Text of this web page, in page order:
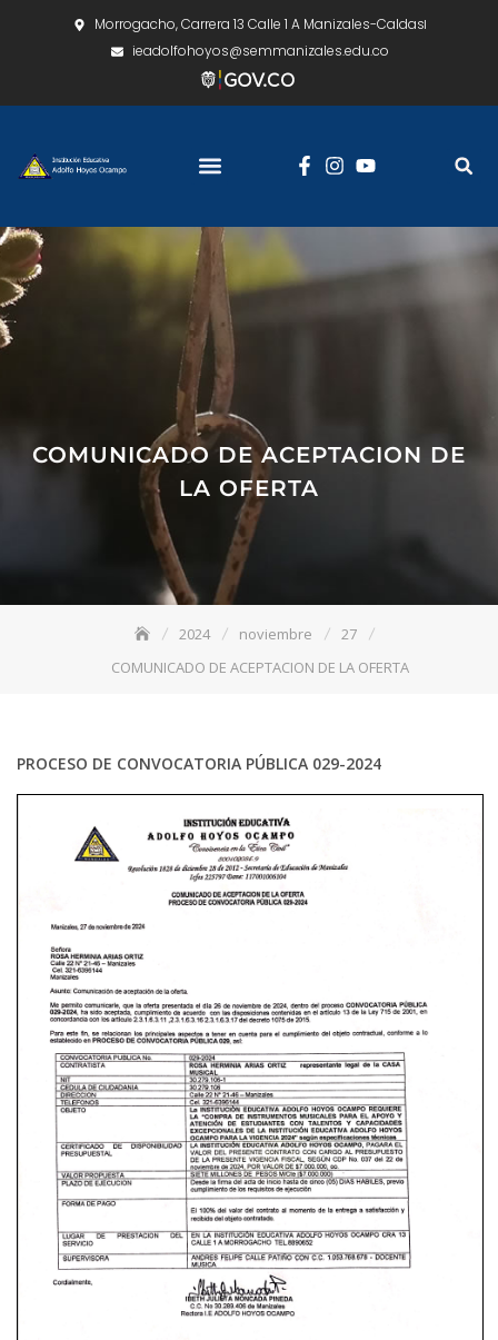
Morrogacho, Carrera 13 Calle 1 A Manizales-Caldas
ieadolfohoyos@semmanizales.edu.co
COMUNICADO DE ACEPTACION DE
LA OFERTA
2024 noviembre
27
COMUNICADO DE ACEPTACION DE LA OFERTA
PROCESO DE CONVOCATORIA PÚBLICA 029-2024